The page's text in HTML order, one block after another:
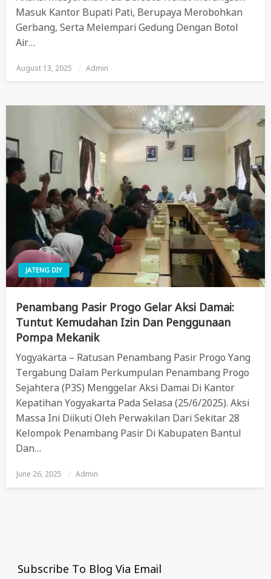
Masuk Kantor Bupati Pati, Berupaya Merobohkan
Gerbang, Serta Melempari Gedung Dengan Botol
Air…
Posted
On
August 13, 2025 Admin
JATENG DIY
Penambang Pasir Progo Gelar Aksi Damai:
Tuntut Kemudahan Izin Dan Penggunaan
Pompa Mekanik
Yogyakarta – Ratusan Penambang Pasir Progo Yang
Tergabung Dalam Perkumpulan Penambang Progo
Sejahtera (P3S) Menggelar Aksi Damai Di Kantor
Kepatihan Yogyakarta Pada Selasa (25/6/2025). Aksi
Massa Ini Diikuti Oleh Perwakilan Dari Sekitar 28
Kelompok Penambang Pasir Di Kabupaten Bantul
Dan…
Posted
June 26, 2025 Admin
Subscribe To Blog Via Email